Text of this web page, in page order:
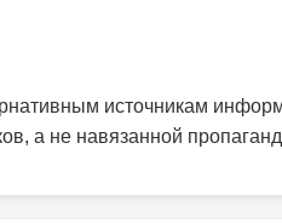
источникам
а не навязанной